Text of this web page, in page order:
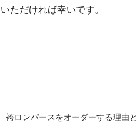
ただければ幸いです。
袴ロンパースをオーダーする理由と